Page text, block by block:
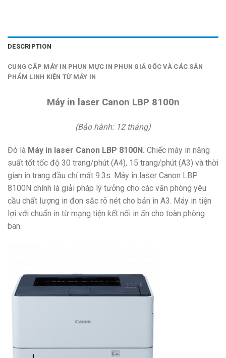
DESCRIPTION
CUNG CẤP MÁY IN PHUN MỰC IN PHUN GIÁ GỐC VÀ CÁC SẢN
PHẨM LINH KIỆN TỪ MÁY IN
Máy in laser Canon LBP 8100n
(Bảo hành: 12 tháng)
Đó là Máy in laser Canon LBP 8100N. Chiếc máy in năng
suất tốt tốc độ 30 trang/phút (A4), 15 trang/phút (A3) và thời
gian in trang đầu chỉ mất 9.3s. Máy in laser Canon LBP
8100N chính là giải pháp lý tưởng cho các văn phòng yêu
cầu chất lượng in đơn sắc rõ nét cho bản in A3. Máy in tiện
lợi với chuẩn in từ mạng tiện kết nối in ấn cho toàn phòng
ban.